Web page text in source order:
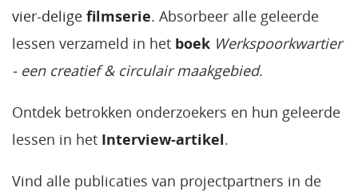
vier-delige filmserie. Absorbeer alle geleerde
lessen verzameld in het boek Werkspoorkwartier
- een creatief & circulair maakgebied.
Ontdek betrokken onderzoekers en hun geleerde
lessen in het Interview-artikel.
Vind alle publicaties van projectpartners in de